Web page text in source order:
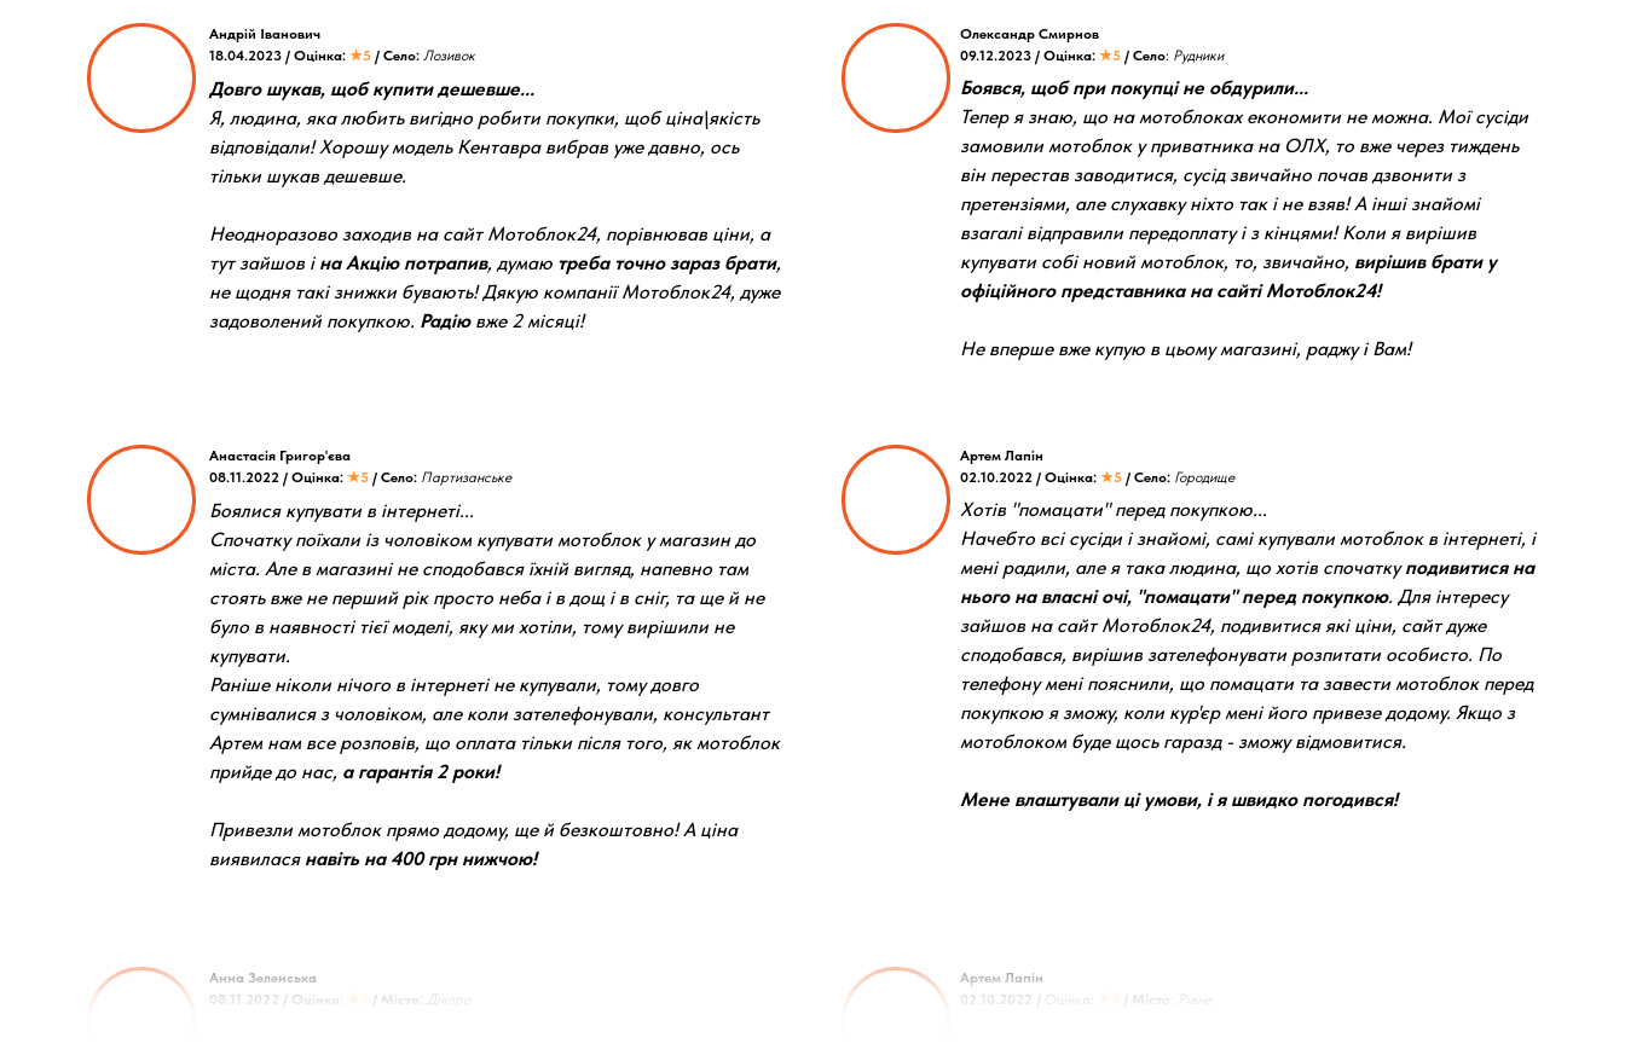
Хотів "помацати" перед покупкою...
Начебто всі сусіди і знайомі, самі купували мотоблок в інтернеті, і
мені радили, але я така людина, що хотів спочаткуподивитися на
нього на власні очі, "помацати" перед покупкою. Для інтересу
зайшов на сайт Мотоблок24, подивитися які ціни, сайт дуже
сподобався, вирішив зателефонувати розпитати особисто. По
телефону мені пояснили, що помацати та завести мотоблок перед
покупкою я зможу, коли кур'єр мені його привезе додому. Якщо з
мотоблоком буде щось гаразд - зможу відмовитися.
Мене влаштували ці умови, і я швидко погодився!
Артем Лапін
02.10.2022 / Оцінка: ★5 / Село: Городище
Боявся, щоб при покупці не обдурили...
Тепер я знаю, що на мотоблоках економити не можна. Мої сусіди
замовили мотоблок у приватника на ОЛХ, то вже через тиждень
він перестав заводитися, сусід звичайно почав дзвонити з
претензіями, але слухавку ніхто так і не взяв! А інші знайомі
взагалі відправили передоплату і з кінцями! Коли я вирішив
купувати собі новий мотоблок, то, звичайно, вирішив брати у
офіційного представника на сайті Мотоблок24!
Не вперше вже купую в цьому магазині, раджу і Вам!
Олександр Смирнов
09.12.2023 / Оцінка: ★5 / Село: Рудники
Боялися купувати в інтернеті...
Спочатку поїхали із чоловіком купувати мотоблок у магазин до
міста. Але в магазині не сподобався їхній вигляд, напевно там
стоять вже не перший рік просто неба і в дощ і в сніг, та ще й не
було в наявності тієї моделі, яку ми хотіли, тому вирішили не
купувати.
Раніше ніколи нічого в інтернеті не купували, тому довго
сумнівалися з чоловіком, але коли зателефонували, консультант
Артем нам все розповів, що оплата тільки після того, як мотоблок
прийде до нас, а гарантія 2 роки!
Привезли мотоблок прямо додому, ще й безкоштовно! А ціна
виявилася навіть на 400 грн нижчою!
Анастасія Григор'єва
08.11.2022 / Оцінка: ★5 / Село: Партизанське
Артем Лапін
02.10.2022 / Оцінка: ★5 / Місто Рівне
Анна Зеленська
08.11.2022 / Оцінка: ★5 / Місто: Дніпро
Довго шукав, щоб купити дешевше...
Я, людина, яка любить вигідно робити покупки, щоб ціна\якість
відповідали! Хорошу модель Кентавра вибрав уже давно, ось
тільки шукав дешевше.
Неодноразово заходив на сайт Мотоблок24, порівнював ціни, а
тут зайшов і на Акцію потрапив, думаю треба точно зараз брати,
не щодня такі знижки бувають! Дякую компанії Мотоблок24, дуже
задоволений покупкою. Радіювже 2 місяці!
Андрій Іванович
18.04.2023 / Оцінка: ★5 / Село: Лозивок